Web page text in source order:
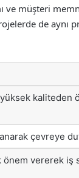
ve müşteri
de aynı
kaliteden
çevreye
vererek iş